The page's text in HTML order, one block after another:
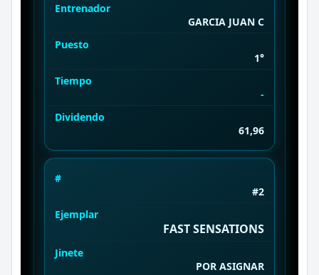
Entrenador
GARCIA JUAN C
Puesto
1°
Tiempo
-
Dividendo
61,96
#
#2
Ejemplar
FAST SENSATIONS
Jinete
POR ASIGNAR